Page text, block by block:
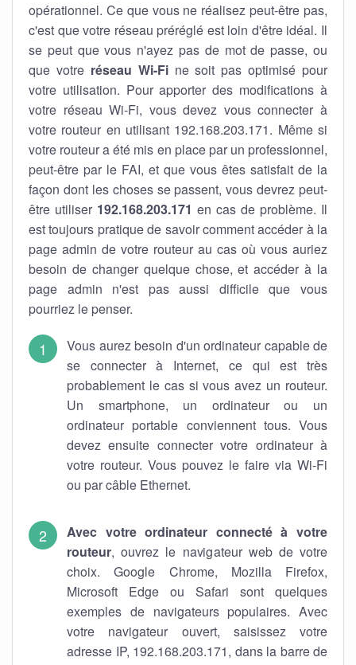
opérationnel. Ce que vous ne réalisez peut-être pas,
c'est que votre réseau préréglé est loin d'être idéal. Il
se peut que vous n'ayez pas de mot de passe, ou
que votre réseau Wi-Fine soit pas optimisé pour
votre utilisation. Pour apporter des modifications à
votre réseau Wi-Fi, vous devez vous connecter à
votre routeur en utilisant 192.168.203.171. Même si
votre routeur a été mis en place par un professionnel,
peut-être par le FAI, et que vous êtes satisfait de la
façon dont les choses se passent, vous devrez peut-
être utiliser 192.168.203.171 en cas de problème. Il
est toujours pratique de savoir comment accéder à la
page admin de votre routeur au cas où vous auriez
besoin de changer quelque chose, et accéder à la
page admin n'est pas aussi difficile que vous
pourriez le penser.
Vous aurez besoin d'un ordinateur capable de
se connecter à Internet, ce qui est très
probablement le cas si vous avez un routeur.
Un smartphone, un ordinateur ou un
ordinateur portable conviennent tous. Vous
devez ensuite connecter votre ordinateur à
votre routeur. Vous pouvez le faire via Wi-Fi
ou par câble Ethernet.
Avec votre ordinateur connecté à votre
routeur, ouvrez le navigateur web de votre
choix. Google Chrome, Mozilla Firefox,
Microsoft Edge ou Safari sont quelques
exemples de navigateurs populaires. Avec
votre navigateur ouvert, saisissez votre
adresse IP, 192.168.203.171, dans la barre de